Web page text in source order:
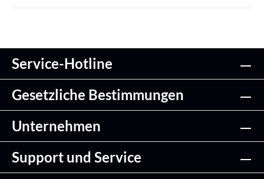
Service-Hotline
Gesetzliche Bestimmungen
Unternehmen
Support und Service